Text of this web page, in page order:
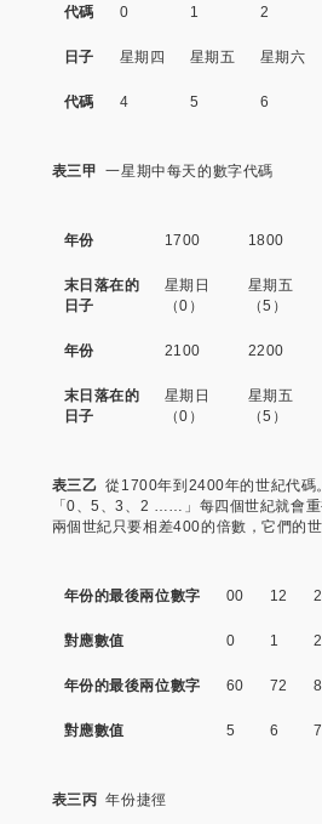
代碼 0 1 2
日子 星期四 星期五 星期六
代碼 4 5 6
表三甲 一星期中每天的數字代碼
年份 1700 1800
末日落在的
日子
星期日
（0）
星期五
（5）
年份 2100 2200
末日落在的
日子
星期日
（0）
星期五
（5）
表三乙 從1700年到2400年的世紀代碼
「0、5、3、2 ……」每四個世紀就會
兩個世紀只要相差400的倍數，它們的
年份的最後兩位數字 00 12
對應數值 0 1 2
年份的最後兩位數字 60 72
對應數值 5 6 7
表三丙 年份捷徑